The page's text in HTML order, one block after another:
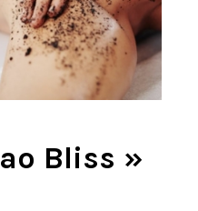
Bliss »